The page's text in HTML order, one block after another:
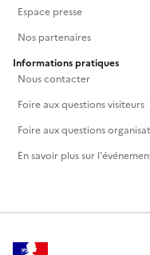
Espace presse
Nos partenaires
Informations pratiques
Nous contacter
Foire aux questions visiteurs
Foire aux questions
En savoir plus sur